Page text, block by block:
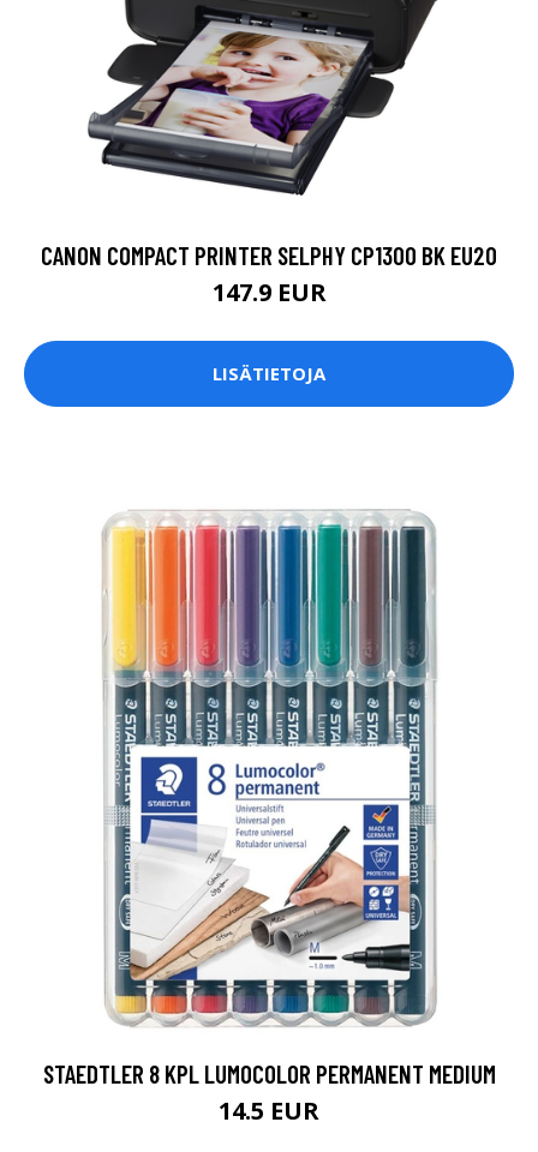
CANON COMPACT PRINTER SELPHY CP1300 BK EU20
147.9 EUR
LISÄTIETOJA
STAEDTLER 8 KPL LUMOCOLOR PERMANENT MEDIUM
14.5 EUR